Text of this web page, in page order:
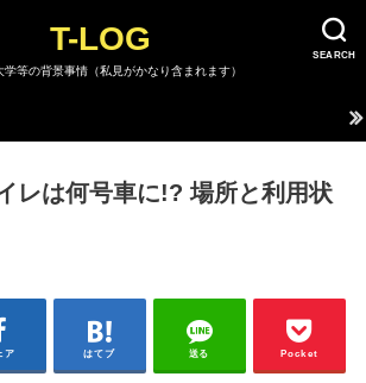
SEARCH
T-LOG
学等の背景事情（私見がかなり含まれます）
レは何号車に!? 場所と利用状
ア はてブ 送る Pocket